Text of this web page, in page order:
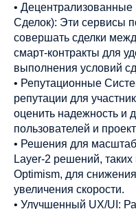
•
Сделок): Эти сервисы
совершать сделки
смарт-контракты для
выполнения условий
• Репутационные
репутации для
оценить надежность и
пользователей и
• Решения для
Layer-2 решений,
Optimism, для
увеличения скорости.
• Улучшенный UX/UI: